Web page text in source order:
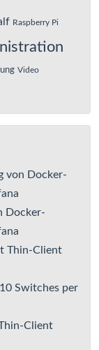
Raspberry Pi
Video
von Docker-
Docker-
Thin-Client
Switches per
Client